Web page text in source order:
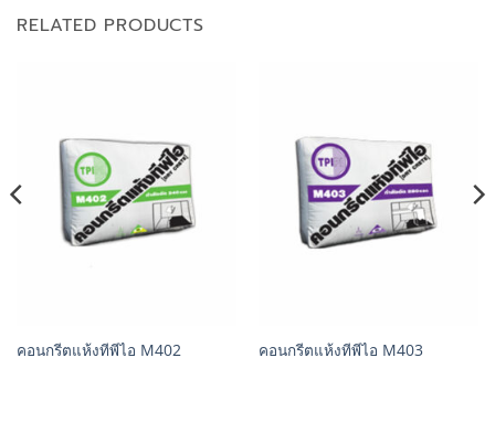
RELATED PRODUCTS
คอนกรีตแห้งทีพีไอ M402 คอนกรีตแห้งทีพีไอ M403